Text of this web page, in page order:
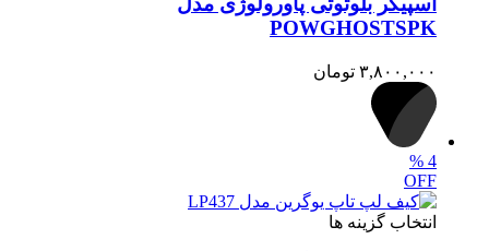
POWGHOSTSPK
۳,۸۰۰,۰۰۰ تومان
4
%
OFF
انتخاب گزینه ها